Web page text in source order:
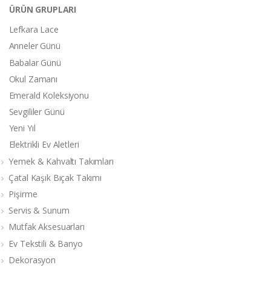
ÜRÜN GRUPLARI
Lefkara Lace
Anneler Günü
Babalar Günü
Okul Zamanı
Emerald Koleksiyonu
Sevgililer Günü
Yeni Yıl
Elektrikli Ev Aletleri
Yemek & Kahvaltı Takımları
Çatal Kaşık Bıçak Takımı
Pişirme
Servis & Sunum
Mutfak Aksesuarları
Ev Tekstili & Banyo
Dekorasyon